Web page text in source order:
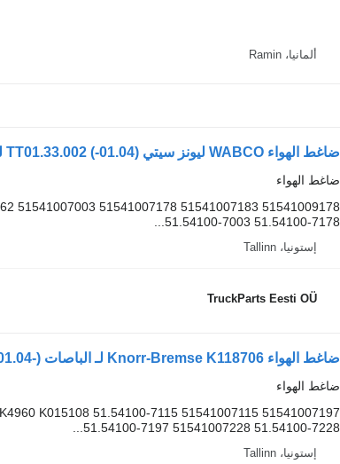
ألمانيا، Ramin
ضاغط الهواء WABCO ليونز سيتي (01.04-) TT01.33.002 لـ الباصات MAN LIONS CITY (01.04-)
ضاغط الهواء
51541007003 51541007178 51541007183 51541009178
51.54100-7003 51.54100-7178...
إستونيا، Tallinn
TruckParts Eesti OÜ
ضاغط الهواء Knorr-Bremse K118706 لـ الباصات MAN LIONS CITY (01.04-)
ضاغط الهواء
K015108 51.54100-7115 51541007115 51541007197
51.54100-7197 51541007228 51.54100-7228...
إستونيا، Tallinn